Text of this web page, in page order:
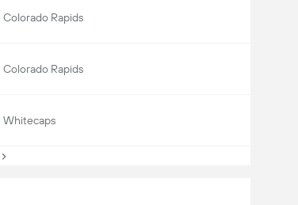
Colorado Rapids
Colorado Rapids
Whitecaps